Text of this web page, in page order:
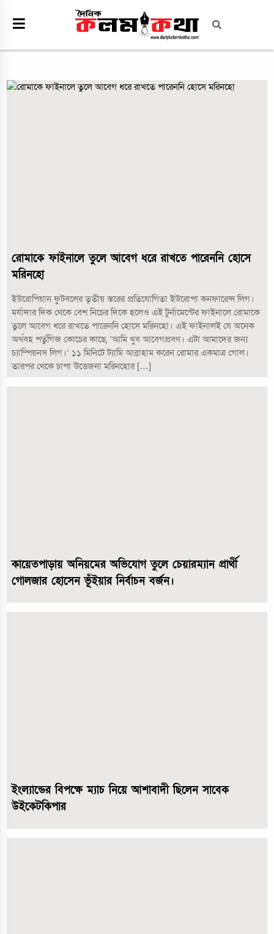
রোমাকে ফাইনালে তুলে আবেগ ধরে রাখতে পারেননি হোসে
মরিনহো
ইউরোপিয়ান ফুটবলের তৃতীয় স্তরের প্রতিযোগিতা ইউরোপা কনফারেন্স লিগ।
মর্যাদার দিক থেকে বেশ নিচের দিকে হলেও এই টুর্নামেন্টের ফাইনালে রোমাকে
তুলে আবেগ ধরে রাখতে পারেননি হোসে মরিনহো। এই ফাইনালই যে অনেক
অর্থবহ পর্তুগিজ কোচের কাছে, ‘আমি খুব আবেগপ্রবণ। এটা আমাদের জন্য
চ্যাম্পিয়নস লিগ।’ ১১ মিনিটে ট্যামি আব্রাহাম করেন রোমার একমাত্র গোল।
তারপর থেকে চাপা উত্তেজনা মরিনহোর […]
কায়েতপাড়ায় অনিয়মের অভিযোগ তুলে চেয়ারম্যান প্রার্থী
গোলজার হোসেন ভূঁইয়ার নির্বাচন বর্জন।
ইংল্যান্ডের বিপক্ষে ম্যাচ নিয়ে আশাবাদী ছিলেন সাবেক
উইকেটকিপার